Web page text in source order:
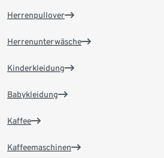
Herrenpullover
Herrenunterwäsche
Kinderkleidung
Babykleidung
Kaffee
Kaffeemaschinen